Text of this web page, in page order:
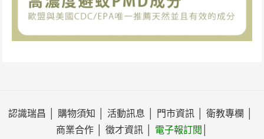
認識瑞昌 購物須知 活動訊息 門市資訊 衛教專欄
商業合作
徵才資訊 電子報訂閱